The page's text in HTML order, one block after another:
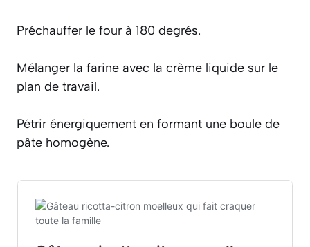
Préchauffer le four à 180 degrés.
Mélanger la farine avec la crème liquide sur le
plan de travail.
Pétrir énergiquement en formant une boule de
pâte homogène.